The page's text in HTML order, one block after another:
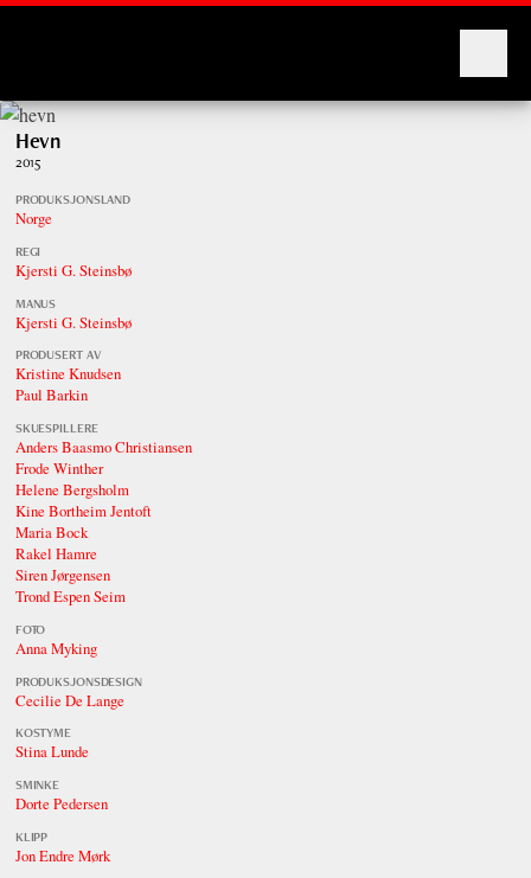
Hevn
2015
PRODUKSJONSLAND
Norge
REGI
Kjersti G. Steinsbø
MANUS
Kjersti G. Steinsbø
PRODUSERT AV
Kristine Knudsen
Paul Barkin
SKUESPILLERE
Anders Baasmo Christiansen
Frode Winther
Helene Bergsholm
Kine Bortheim Jentoft
Maria Bock
Rakel Hamre
Siren Jørgensen
Trond Espen Seim
FOTO
Anna Myking
PRODUKSJONSDESIGN
Cecilie De Lange
KOSTYME
Stina Lunde
SMINKE
Dorte Pedersen
KLIPP
Jon Endre Mørk